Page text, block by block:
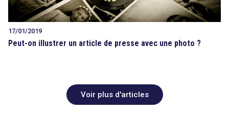
17/01/2019
Peut-on illustrer un article de presse avec une photo ?
Voir plus d'articles